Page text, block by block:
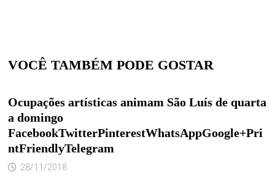
VOCÊ TAMBÉM PODE GOSTAR
Ocupações artísticas animam São Luís de quarta
a domingo
FacebookTwitterPinterestWhatsAppGoogle+Pri
ntFriendlyTelegram
28/11/2018